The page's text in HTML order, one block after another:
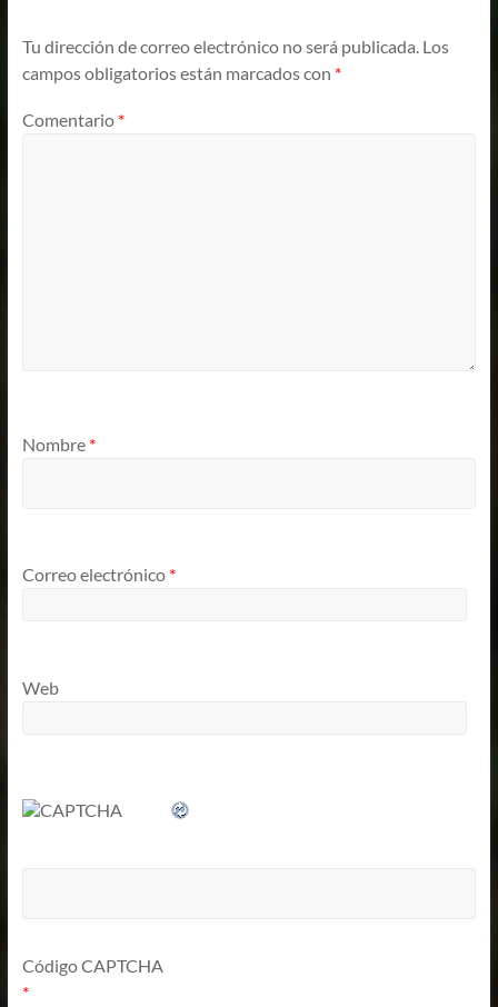
Tu dirección de correo electrónico no será publicada. Los
campos obligatorios están marcados con *
Comentario *
Nombre *
Correo electrónico *
Web
Código CAPTCHA
*